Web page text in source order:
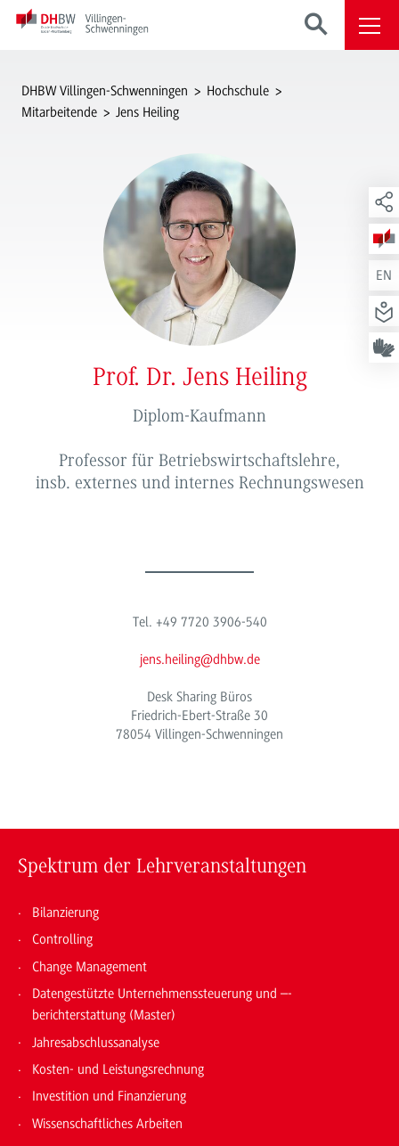
EN
DHBW Villingen-Schwenningen
Hochschule
Mitarbeitende
Jens Heiling
Prof. Dr. Jens Heiling
Diplom-Kaufmann
Professor für Betriebswirtschaftslehre,
insb. externes und internes Rechnungswesen
Tel. +49 7720 3906-540
jens.heiling@dhbw.de
Desk Sharing Büros
Friedrich-Ebert-Straße 30
78054 Villingen-Schwenningen
Spektrum der Lehrveranstaltungen
Bilanzierung
Controlling
Change Management
Datengestützte Unternehmenssteuerung und –-
berichterstattung (Master)
Jahresabschlussanalyse
Kosten- und Leistungsrechnung
Investition und Finanzierung
Wissenschaftliches Arbeiten